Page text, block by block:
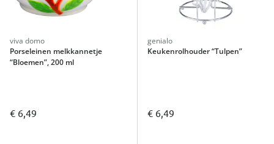
viva domo
Porseleinen melkkannetje
“Bloemen”, 200 ml
€ 6,49
genialo
Keukenrolhouder “Tulpen”
€ 6,49